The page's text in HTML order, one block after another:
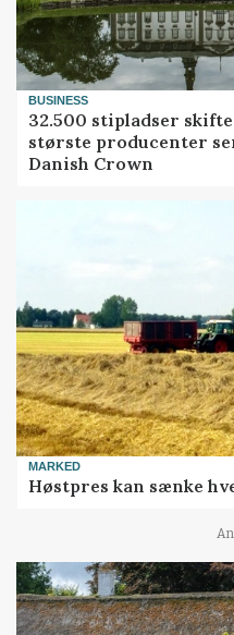
BUSINESS
32.500 stipladser
største producenter
Danish Crown
MARKED
Høstpres kan sænke